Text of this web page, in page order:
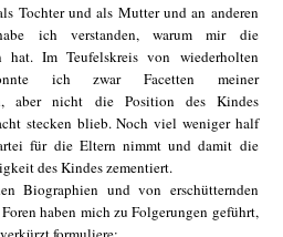
Tochter und als Mutter und an anderen
ich verstanden, warum mir die
hat. Im Teufelskreis von wiederholten
ich zwar Facetten meiner
aber nicht die Position des Kindes
stecken blieb. Noch viel weniger half
für die Eltern nimmt und damit die
des Kindes zementiert.
Biographien und von erschütternden
haben mich zu Folgerungen geführt,